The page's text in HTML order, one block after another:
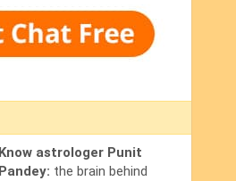
Know astrologer Punit
Pandey: the brain behind